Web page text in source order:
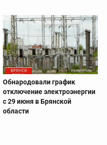
Обнародовали график
отключение электроэнергии
с 29 июня в Брянской
области